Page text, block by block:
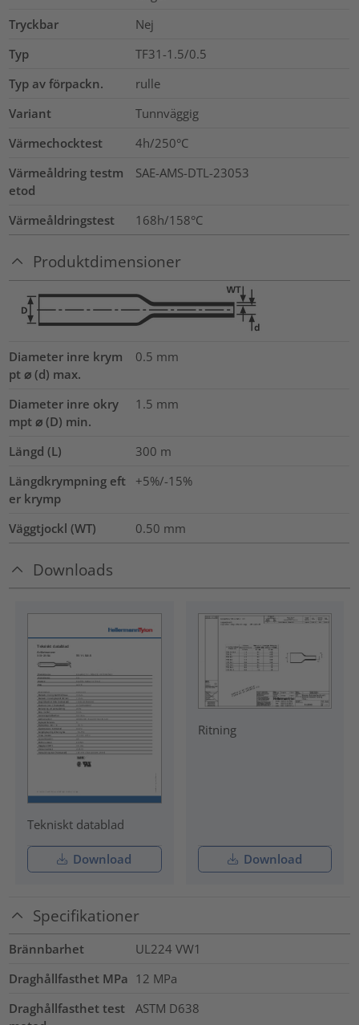
Tryckbar
Nej
Typ
TF31-1.5/0.5
Typ av förpackn.
rulle
Variant
Tunnväggig
Värmechocktest
4h/250°C
Värmeåldring testm
etod
SAE-AMS-DTL-23053
Värmeåldringstest 168h/158°C
Produktdimensioner
Diameter inre krym
pt ⌀ (d) max.
0.5 mm
Diameter inre okry
mpt ⌀ (D) min.
1.5 mm
Längd (L) 300 m
Längdkrympning eft
er krymp
+5%/-15%
Väggtjockl (WT) 0.50 mm
Downloads
Tekniskt datablad
Download
Ritning
Download
Specifikationer
Brännbarhet
UL224 VW1
Draghållfasthet MPa 12 MPa
Draghållfasthet test
ASTM D638